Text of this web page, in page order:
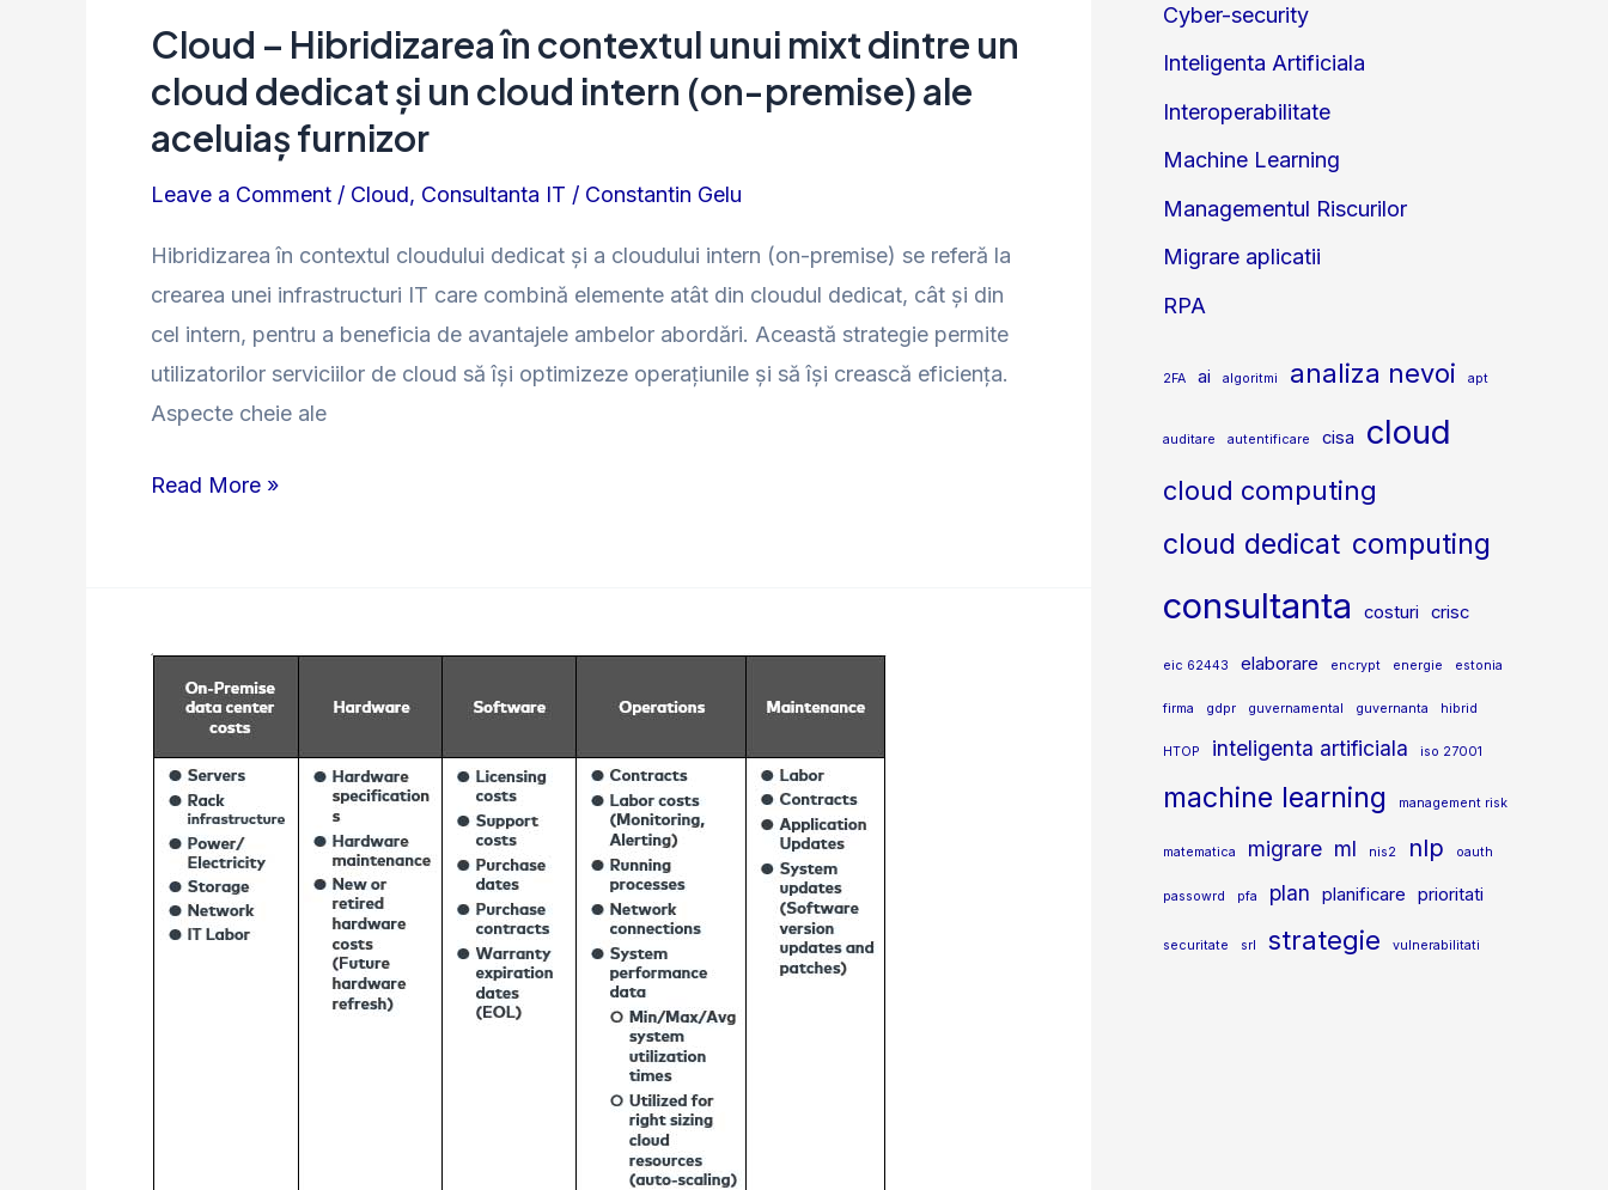
Cloud – Hibridizarea în contextul unui mixt dintre un
cloud dedicat și un cloud intern (on-premise) ale
aceluiaș furnizor
Leave a Comment / Cloud, Consultanta IT / Constantin Gelu
Hibridizarea în contextul cloudului dedicat și a cloudului intern (on-premise) se referă la
crearea unei infrastructuri IT care combină elemente atât din cloudul dedicat, cât și din
cel intern, pentru a beneficia de avantajele ambelor abordări. Această strategie permite
utilizatorilor serviciilor de cloud să își optimizeze operațiunile și să își crească eficiența.
Aspecte cheie ale
intern
(on-
premise)
ale
aceluiaș
Read More »
Asimilate
Aplicațiilor
Cloud
Cyber-security
Inteligenta Artificiala
Interoperabilitate
Machine Learning
Managementul Riscurilor
Migrare aplicatii
RPA
2FA ai algoritmi analiza nevoi apt
auditare autentificare cisa cloud
cloud computing
cloud dedicat computing
consultanta costuri crisc
eic 62443 elaborare encrypt energie estonia
firma gdpr guvernamental guvernanta hibrid
HTOP inteligenta artificiala iso 27001
machine learning management risk
matematica migrare ml nis2 nlp oauth
passowrd pfa plan planificare prioritati
securitate srl strategie vulnerabilitati